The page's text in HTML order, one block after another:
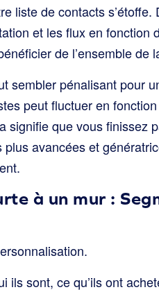
liste de contacts s’étoffe.
et les flux en fonction
de l’ensemble de
sembler pénalisant pour
peut fluctuer en
signifie que vous finissez
avancées et
à un mur :
sont, ce qu’ils ont